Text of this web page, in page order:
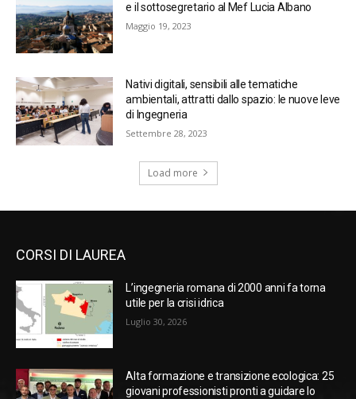
e il sottosegretario al Mef Lucia Albano
Maggio 19, 2023
Nativi digitali, sensibili alle tematiche
ambientali, attratti dallo spazio: le nuove leve
di Ingegneria
Settembre 28, 2023
Load more
CORSI DI LAUREA
L’ingegneria romana di 2000 anni fa torna
utile per la crisi idrica
Luglio 30, 2026
Alta formazione e transizione ecologica: 25
giovani professionisti pronti a guidare lo